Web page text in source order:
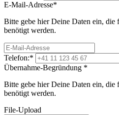
E-Mail-Adresse*
Bitte gebe hier Deine Daten ein, die
benötigt werden.
Telefon:*
Übernahme-Begründung *
Bitte gebe hier Deine Daten ein, die
benötigt werden.
File-Upload